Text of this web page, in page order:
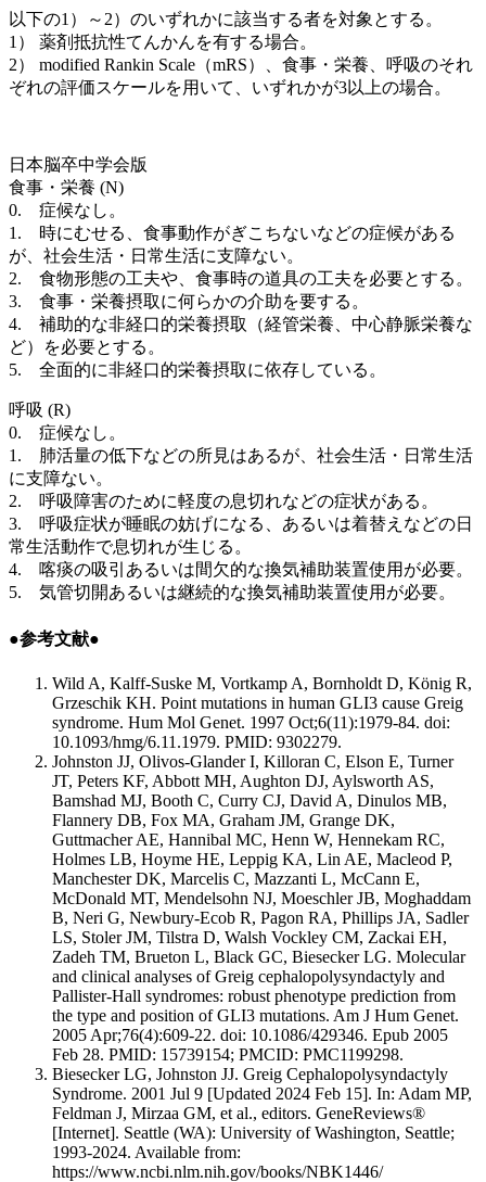
以下の1）～2）のいずれかに該当する者を対象とする。
1） 薬剤抵抗性てんかんを有する場合。
2） modified Rankin Scale（mRS）、食事・栄養、呼吸のそれ
ぞれの評価スケールを用いて、いずれかが3以上の場合。
日本脳卒中学会版
食事・栄養 (N)
0. 症候なし。
1. 時にむせる、食事動作がぎこちないなどの症候がある
が、社会生活・日常生活に支障ない。
2. 食物形態の工夫や、食事時の道具の工夫を必要とする。
3. 食事・栄養摂取に何らかの介助を要する。
4. 補助的な非経口的栄養摂取（経管栄養、中心静脈栄養な
ど）を必要とする。
5. 全面的に非経口的栄養摂取に依存している。
呼吸 (R)
0. 症候なし。
1. 肺活量の低下などの所見はあるが、社会生活・日常生活
に支障ない。
2. 呼吸障害のために軽度の息切れなどの症状がある。
3. 呼吸症状が睡眠の妨げになる、あるいは着替えなどの日
常生活動作で息切れが生じる。
4. 喀痰の吸引あるいは間欠的な換気補助装置使用が必要。
5. 気管切開あるいは継続的な換気補助装置使用が必要。
●参考文献●
Wild A, Kalff-Suske M, Vortkamp A, Bornholdt D, König R,
Grzeschik KH. Point mutations in human GLI3 cause Greig
syndrome. Hum Mol Genet. 1997 Oct;6(11):1979-84. doi:
10.1093/hmg/6.11.1979. PMID: 9302279.
Johnston JJ, Olivos-Glander I, Killoran C, Elson E, Turner
JT, Peters KF, Abbott MH, Aughton DJ, Aylsworth AS,
Bamshad MJ, Booth C, Curry CJ, David A, Dinulos MB,
Flannery DB, Fox MA, Graham JM, Grange DK,
Guttmacher AE, Hannibal MC, Henn W, Hennekam RC,
Holmes LB, Hoyme HE, Leppig KA, Lin AE, Macleod P,
Manchester DK, Marcelis C, Mazzanti L, McCann E,
McDonald MT, Mendelsohn NJ, Moeschler JB, Moghaddam
B, Neri G, Newbury-Ecob R, Pagon RA, Phillips JA, Sadler
LS, Stoler JM, Tilstra D, Walsh Vockley CM, Zackai EH,
Zadeh TM, Brueton L, Black GC, Biesecker LG. Molecular
and clinical analyses of Greig cephalopolysyndactyly and
Pallister-Hall syndromes: robust phenotype prediction from
the type and position of GLI3 mutations. Am J Hum Genet.
2005 Apr;76(4):609-22. doi: 10.1086/429346. Epub 2005
Feb 28. PMID: 15739154; PMCID: PMC1199298.
Biesecker LG, Johnston JJ. Greig Cephalopolysyndactyly
Syndrome. 2001 Jul 9 [Updated 2024 Feb 15]. In: Adam MP,
Feldman J, Mirzaa GM, et al., editors. GeneReviews®
[Internet]. Seattle (WA): University of Washington, Seattle;
1993-2024. Available from:
https://www.ncbi.nlm.nih.gov/books/NBK1446/